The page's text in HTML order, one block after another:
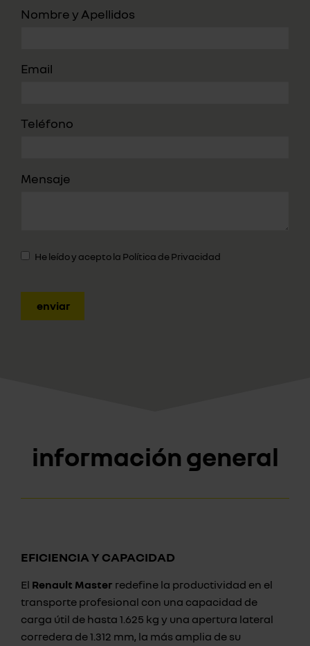
Nombre y Apellidos
Email
Teléfono
Mensaje
He leído y acepto la Política de Privacidad
enviar
información general
EFICIENCIA Y CAPACIDAD
El Renault Master redefine la productividad en el
transporte profesional con una capacidad de
carga útil de hasta 1.625 kg y una apertura lateral
corredera de 1.312 mm, la más amplia de su